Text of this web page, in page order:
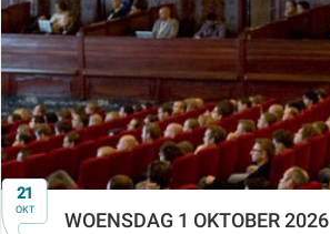
21
OKT
WOENSDAG 1 OKTOBER 2026